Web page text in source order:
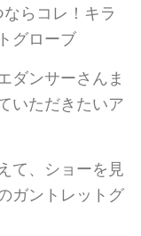
らコレ！キラ
グローブ
ダンサーさんま
いただきたいア
て、ショーを見
ガントレットグ